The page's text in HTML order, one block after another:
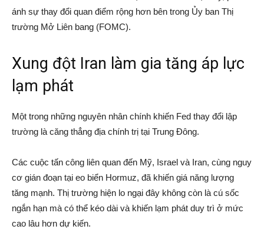
ánh sự thay đổi quan điểm rộng hơn bên trong Ủy ban Thị
trường Mở Liên bang (FOMC).
Xung đột Iran làm gia tăng áp lực
lạm phát
Một trong những nguyên nhân chính khiến Fed thay đổi lập
trường là căng thẳng địa chính trị tại Trung Đông.
Các cuộc tấn công liên quan đến Mỹ, Israel và Iran, cùng nguy
cơ gián đoạn tại eo biển Hormuz, đã khiến giá năng lượng
tăng mạnh. Thị trường hiện lo ngại đây không còn là cú sốc
ngắn hạn mà có thể kéo dài và khiến lạm phát duy trì ở mức
cao lâu hơn dự kiến.